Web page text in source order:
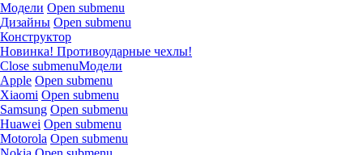
Модели Open submenu
Дизайны Open submenu
Конструктор
Новинка! Противоударные чехлы!
Close submenuМодели
Apple Open submenu
Xiaomi Open submenu
Samsung Open submenu
Huawei Open submenu
Motorola Open submenu